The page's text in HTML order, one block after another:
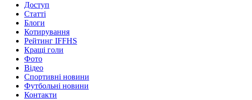
Доступ
Статті
Блоги
Котирування
Рейтинг IFFHS
Кращі голи
Фото
Відео
Спортивні новини
Футбольні новини
Контакти